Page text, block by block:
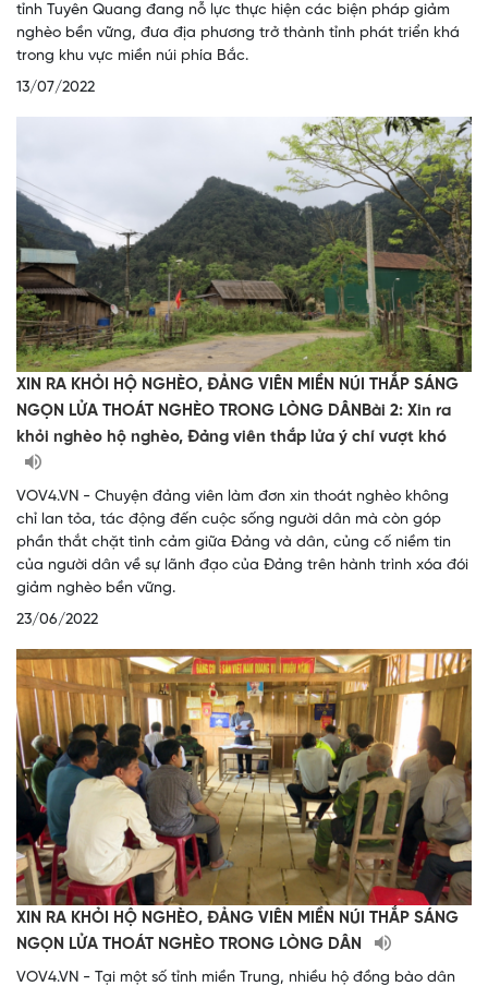
tỉnh Tuyên Quang đang nỗ lực thực hiện các biện pháp giảm
nghèo bền vững, đưa địa phương trở thành tỉnh phát triển khá
trong khu vực miền núi phía Bắc.
13/07/2022
XIN RA KHỎI HỘ NGHÈO, ĐẢNG VIÊN MIỀN NÚI THẮP SÁNG
NGỌN LỬA THOÁT NGHÈO TRONG LÒNG DÂNBài 2: Xin ra
khỏi nghèo hộ nghèo, Đảng viên thắp lửa ý chí vượt khó
VOV4.VN - Chuyện đảng viên làm đơn xin thoát nghèo không
chỉ lan tỏa, tác động đến cuộc sống người dân mà còn góp
phần thắt chặt tình cảm giữa Đảng và dân, củng cố niềm tin
của người dân về sự lãnh đạo của Đảng trên hành trình xóa đói
giảm nghèo bền vững.
23/06/2022
XIN RA KHỎI HỘ NGHÈO, ĐẢNG VIÊN MIỀN NÚI THẮP SÁNG
NGỌN LỬA THOÁT NGHÈO TRONG LÒNG DÂN
VOV4.VN - Tại một số tỉnh miền Trung, nhiều hộ đồng bào dân